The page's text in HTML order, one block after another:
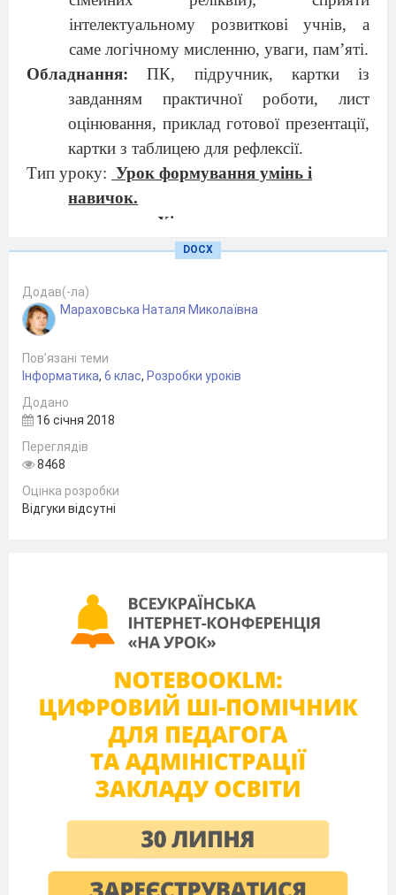
інтелектуальному розвиткові учнів, а
саме логічному мисленню, уваги, пам’яті.
Обладнання:
ПК, підручник, картки із
завданням практичної роботи, лист
оцінювання, приклад готової презентації,
картки з таблицею для рефлексії.
Тип уроку: Урок формування умінь і
навичок.
Хід уроку:
1. Організаційний етап
тощо.
2. Перевірка домашнього завдання
Виконання домашнього завдання
проведемо у вигляді дискусії. У нас 2
групи. І група - виступає на захист
використання комп’ютерних
фотоальбомів, а ІІ - паперових. У дискусії
глибоке пізнання сутності вивченого
явища.
Ознайомлення учнів із темою, метою і
завданнями уроку
Показую ілюстрацію до
обговорення.
Учні мають зробити свої
DOCX
Додав(-ла)
Мараховська Наталя Миколаївна
Пов’язані теми
Інформатика, 6 клас, Розробки уроків
Додано
16 січня 2018
Переглядів
8468
Оцінка розробки
Відгуки відсутні